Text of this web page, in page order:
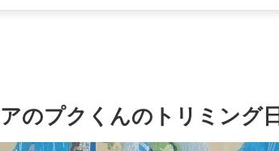
のプクくんのトリミング